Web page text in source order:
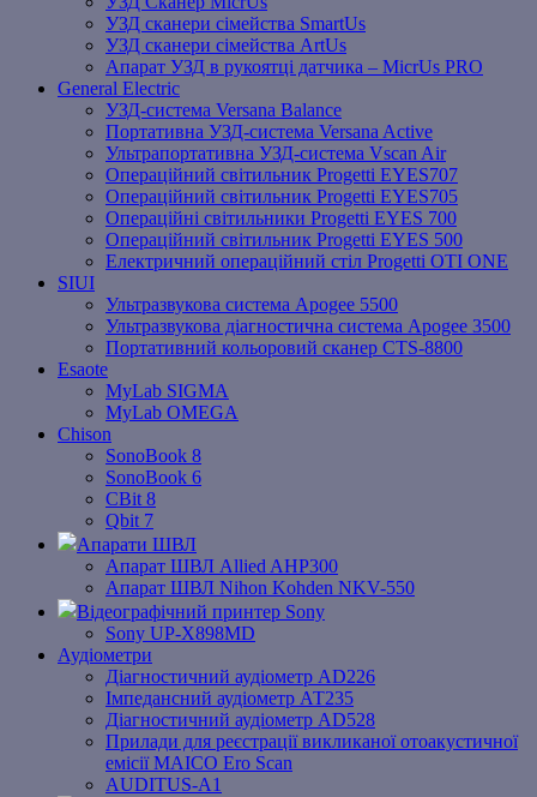
УЗД сканери сімейства SmartUs
УЗД сканери сімейства ArtUs
Апарат УЗД в рукоятці датчика – MicrUs PRO
General Electric
УЗД-система Versana Balance
Портативна УЗД-система Versana Active
Ультрапортативна УЗД-система Vscan Air
Операційний світильник Progetti EYES707
Операційний світильник Progetti EYES705
Операційні світильники Progetti EYES 700
Операційний світильник Progetti EYES 500
Електричний операційний стіл Progetti OTI ONE
SIUI
Ультразвукова система Apogee 5500
Ультразвукова діагностична система Apogee 3500
Портативний кольоровий сканер CTS-8800
Esaote
MyLab SIGMA
MyLab OMEGA
Chison
SonoBook 8
SonoBook 6
СBit 8
Qbit 7
Апарати ШВЛ
Апарат ШВЛ Allied AHP300
Апарат ШВЛ Nihon Kohden NKV-550
Відеографічний принтер Sony
Sony UP-X898MD
Аудіометри
Діагностичний аудіометр AD226
Імпедансний аудіометр АТ235
Діагностичний аудіометр AD528
Прилади для реєстрації викликаної отоакустичної
емісії MAICO Ero Scan
AUDITUS-A1